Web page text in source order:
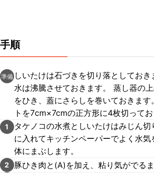
手順
準備 しいたけは石づきを切り落としてお
水は沸騰させておきます。 蒸し器の
をひき、蓋にさらしを巻いておきま
トを7cm×7cmの正方形に4枚切ってお
1
タケノコの水煮としいたけはみじん
に入れてキッチンペーパーでよく水
体にまぶします。
2 豚ひき肉と(A)を加え、粘り気がでる